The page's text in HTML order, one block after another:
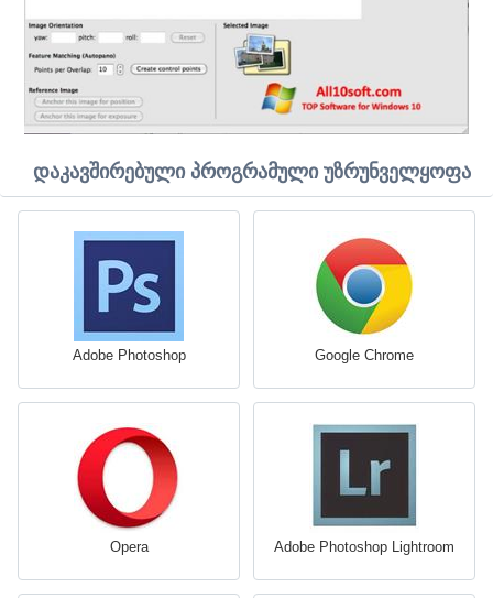
დაკავშირებული პროგრამული უზრუნველყოფა
Adobe Photoshop Google Chrome
Opera Adobe Photoshop Lightroom